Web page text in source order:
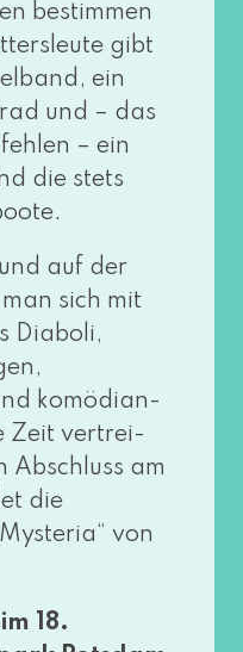
bestim­men
gibt
ein
und – das
– ein
die stets
auf der
sich mit
Diaboli,
komö­di­an­
Zeit ver­trei­
Abschluss am
die
von
18.